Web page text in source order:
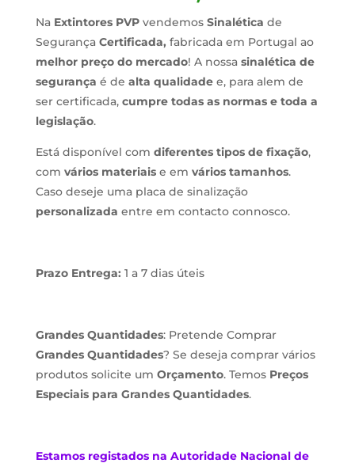
Na Extintores PVPvendemos Sinalética de
Segurança Certificada, fabricada em Portugal ao
melhor preço do mercado! A nossa sinalética de
segurança é de alta qualidadee, para alem de
ser certificada, cumpre todas as normas e toda a
legislação.
Está disponível com diferentes tipos de fixação,
com vários materiaise em vários tamanhos.
Caso deseje uma placa de sinalização
personalizada entre em contacto connosco.
Prazo Entrega: 1 a 7 dias úteis
Grandes Quantidades: Pretende Comprar
Grandes Quantidades? Se deseja comprar vários
produtos solicite um Orçamento. Temos Preços
Especiais para Grandes Quantidades.
Estamosregistados na Autoridade Nacional de